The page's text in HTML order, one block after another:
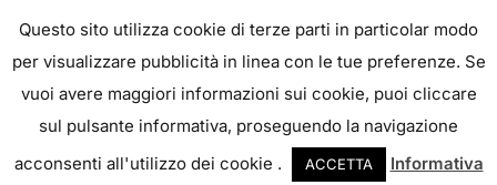
content
IL PORTALE DEL BENESSERE
La salute è come il denaro, non abbiamo mai una
vera idea del suo valore fino a quando la
perdiamo. Josh Billings
Questo sito utilizza cookie di terze parti in particolar modo
per visualizzare pubblicità in linea con le tue preferenze. Se
vuoi avere maggiori informazioni sui cookie, puoi cliccare
sul pulsante informativa, proseguendo la navigazione
acconsenti all'utilizzo dei cookie .
ACCETTA Informativa